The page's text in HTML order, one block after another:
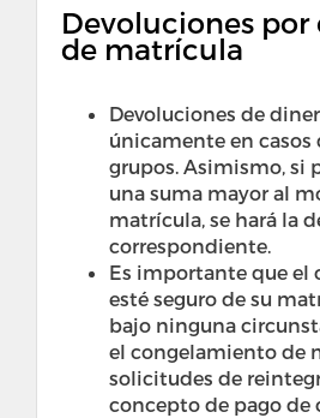
Devoluciones
de matrícula
Devoluciones de
únicamente en casos
grupos. Asimismo, si
una suma mayor al
matrícula, se hará la
correspondiente.
Es importante que el
esté seguro de su
bajo ninguna
el congelamiento de
solicitudes de
concepto de pago de